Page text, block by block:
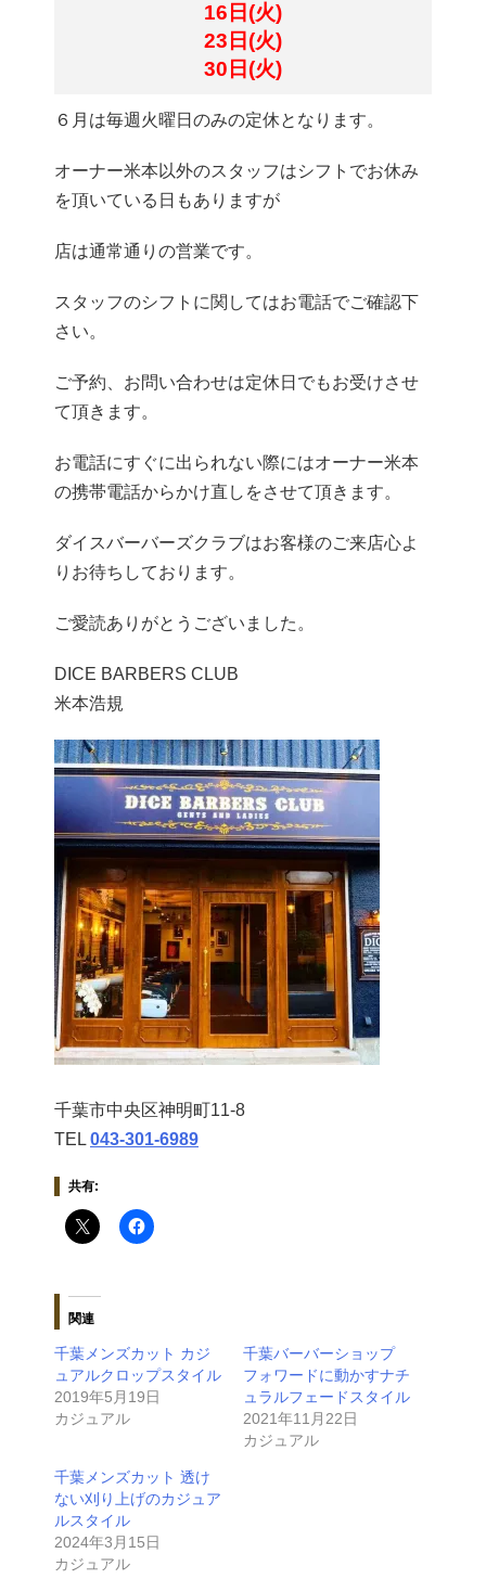
16日(火)
23日(火)
30日(火)
６月は毎週火曜日のみの定休となります。
オーナー米本以外のスタッフはシフトでお休み
を頂いている日もありますが
店は通常通りの営業です。
スタッフのシフトに関してはお電話でご確認下
さい。
ご予約、お問い合わせは定休日でもお受けさせ
て頂きます。
お電話にすぐに出られない際にはオーナー米本
の携帯電話からかけ直しをさせて頂きます。
ダイスバーバーズクラブはお客様のご来店心よ
りお待ちしております。
ご愛読ありがとうございました。
DICE BARBERS CLUB
米本浩規
千葉市中央区神明町11-8
TEL 043‐301‐6989
共有:
関連
千葉メンズカット カジ
ュアルクロップスタイル
2019年5月19日
カジュアル
千葉バーバーショップ
フォワードに動かすナチ
ュラルフェードスタイル
2021年11月22日
カジュアル
千葉メンズカット 透け
ない刈り上げのカジュア
ルスタイル
2024年3月15日
カジュアル